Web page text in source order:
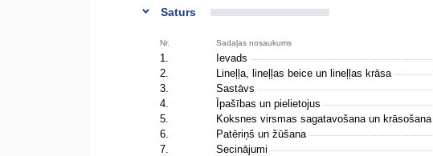
Saturs
Nr. Sadaļas nosaukums
1.
Ievads
2.
Lineļļa, lineļļas beice un lineļļas krāsa
3.
Sastāvs
4.
Īpašības un pielietojus
5.
Koksnes virsmas sagatavošana un krāsošana
6.
Patēriņš un žūšana
7.
Secinājumi